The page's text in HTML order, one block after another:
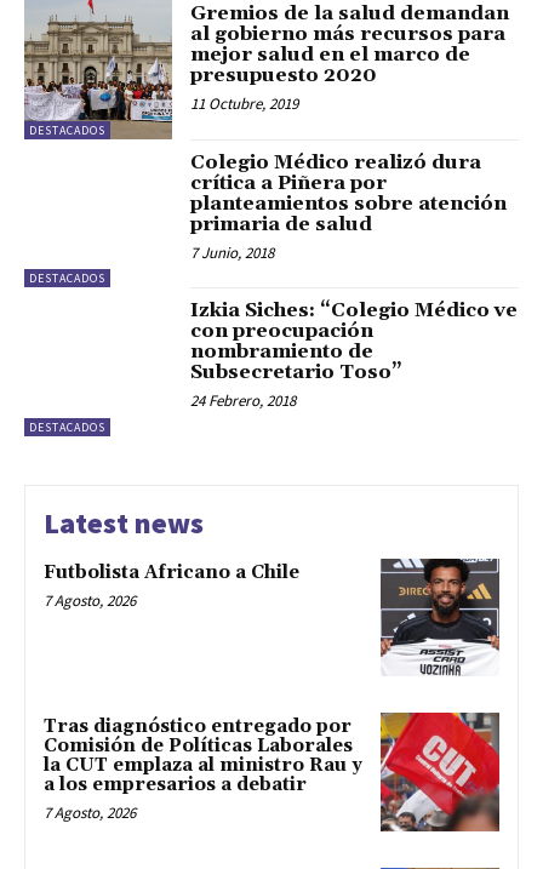
DESTACADOS
Gremios de la salud demandan
al gobierno más recursos para
mejor salud en el marco de
presupuesto 2020
11 Octubre, 2019
DESTACADOS
Colegio Médico realizó dura
crítica a Piñera por
planteamientos sobre atención
primaria de salud
7 Junio, 2018
DESTACADOS
Izkia Siches: “Colegio Médico ve
con preocupación
nombramiento de
Subsecretario Toso”
24 Febrero, 2018
Latest news
Futbolista Africano a Chile
7 Agosto, 2026
Tras diagnóstico entregado por
Comisión de Políticas Laborales
la CUT emplaza al ministro Rau y
a los empresarios a debatir
7 Agosto, 2026